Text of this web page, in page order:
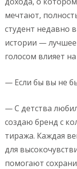
мечтают,
студент недавно
истории —
голосом влияет
— Если бы вы не
— С детства
создаю бренд с
тиража. Каждая
для
помогают